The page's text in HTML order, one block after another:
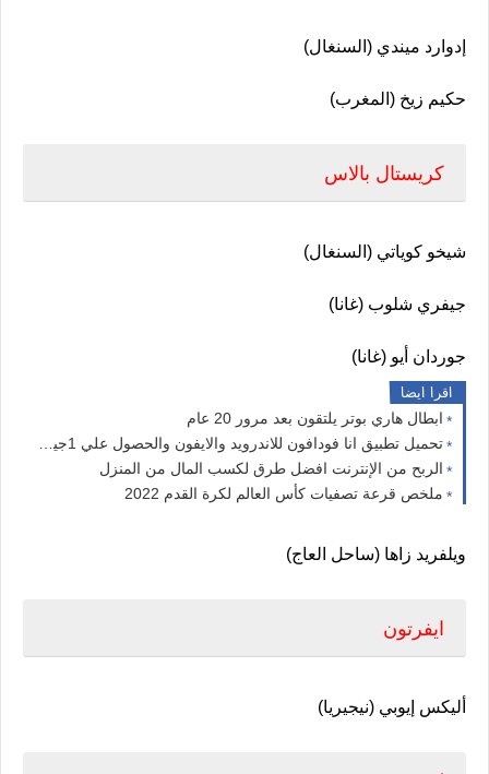
إدوارد ميندي (السنغال)
حكيم زيخ (المغرب)
كريستال بالاس
شيخو كوياتي (السنغال)
جيفري شلوب (غانا)
جوردان أيو (غانا)
اقرا ايضا
ابطال هاري بوتر يلتقون بعد مرور 20 عام
تحميل تطبيق انا فودافون للاندرويد والايفون والحصول علي 1جيجا مجانا من فودافون
الربح من الإنترنت افضل طرق لكسب المال من المنزل
ملخص قرعة تصفيات كأس العالم لكرة القدم 2022
ويلفريد زاها (ساحل العاج)
ايفرتون
أليكس إيوبي (نيجيريا)